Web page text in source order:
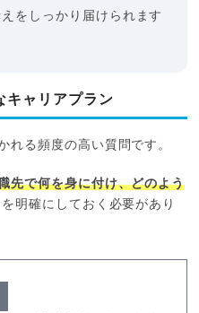
をしっかり届けられます
キャリアプラン
れる頻度の高い質問です。
先で何を身に付け、どのよう
明確にしておく必要があり